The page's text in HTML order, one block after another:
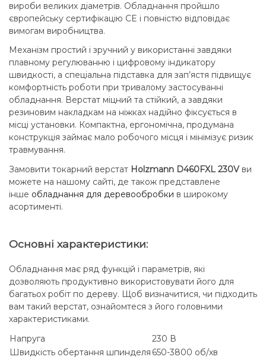
вироби великих діаметрів. Обладнання пройшло
європейську сертифікацію CE і повністю відповідає
вимогам виробництва.
Механізм простий і зручний у використанні завдяки
плавному регулюванню і цифровому індикатору
швидкості, а спеціальна підставка для зап’ястя підвищує
комфортність роботи при тривалому застосуванні
обладнання. Верстат міцний та стійкий, а завдяки
резиновим накладкам на ніжках надійно фіксується в
місці установки. Компактна, ергономічна, продумана
конструкція займає мало робочого місця і мінімізує ризик
травмування.
Замовити токарний верстат Holzmann D460FXL 230Vви
можете на нашому сайті, де також представлене
інше обладнання для деревообробки в широкому
асортименті.
Основні характеристики:
Обладнання має ряд функцій і параметрів, які
дозволяють продуктивно використовувати його для
багатьох робіт по дереву. Щоб визначитися, чи підходить
вам такий верстат, ознайомтеся з його головними
характеристиками.
Напруга
230 В
Швидкість обертання шпинделя 650-3800 об/хв